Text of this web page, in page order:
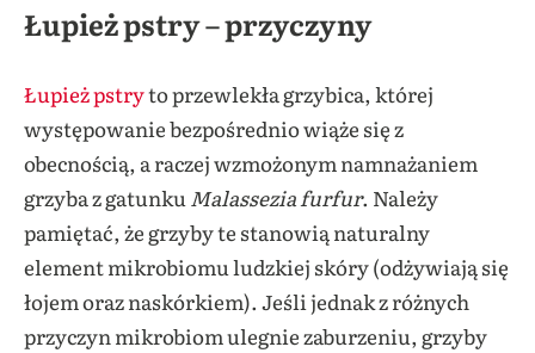
Łupież pstry – przyczyny
Łupież pstryto przewlekła grzybica, której
występowanie bezpośrednio wiąże się z
obecnością, a raczej wzmożonym namnażaniem
grzyba z gatunku Malassezia furfur. Należy
pamiętać, że grzyby te stanowią naturalny
element mikrobiomu ludzkiej skóry (odżywiają się
łojem oraz naskórkiem). Jeśli jednak z różnych
przyczyn mikrobiom ulegnie zaburzeniu, grzyby